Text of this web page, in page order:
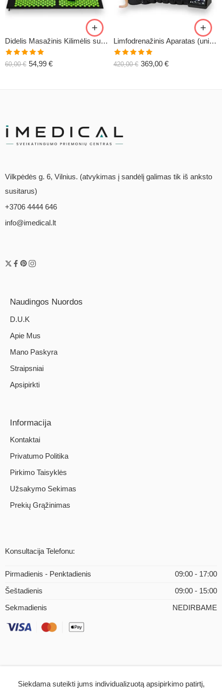
Didelis Masažinis Kilimėlis su Pagalve XL-CLASSIC1
Įvertinimas:
5.00
60,00€ 54,99 €
Limfodrenažinis Aparatas (universalus) C6
Įvertinimas:
5.00
420,00€ 369,00 €
Vilkpėdės g. 6, Vilnius. (atvykimas į sandėlį galimas tik iš anksto
susitarus)
+3706 4444 646
info@imedical.lt
Naudingos Nuordos
D.U.K
Apie Mus
Mano Paskyra
Straipsniai
Apsipirkti
Informacija
Kontaktai
Privatumo Politika
Pirkimo Taisyklės
Užsakymo Sekimas
Prekių Grąžinimas
Konsultacija Telefonu:
Pirmadienis - Penktadienis 09:00 - 17:00
Šeštadienis 09:00 - 15:00
Sekmadienis NEDIRBAME
Siekdama suteikti jums individualizuotą apsipirkimo patirtį,